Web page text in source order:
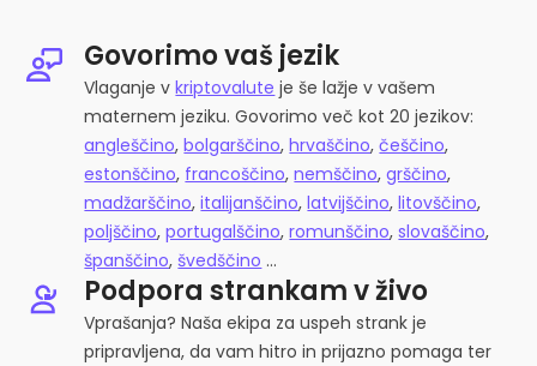
Govorimo vaš jezik
Vlaganje vkriptovalute je še lažje v vašem
maternem jeziku. Govorimo več kot 20 jezikov:
angleščino,bolgarščino,hrvaščino,češčino,
estonščino, francoščino,nemščino,grščino,
madžarščino,italijanščino,latvijščino,litovščino,
poljščino,portugalščino,romunščino,slovaščino,
španščino,švedščino ...
Podpora strankam v živo
Vprašanja? Naša ekipa za uspeh strank je
pripravljena, da vam hitro in prijazno pomaga ter